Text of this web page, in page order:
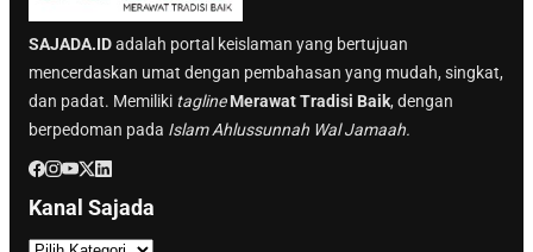
SAJADA.IDadalah portal keislaman yang bertujuan
mencerdaskan umat dengan pembahasan yang mudah, singkat,
dan padat. Memiliki tagline Merawat Tradisi Baik, dengan
berpedoman pada Islam Ahlussunnah Wal Jamaah.
Kanal Sajada